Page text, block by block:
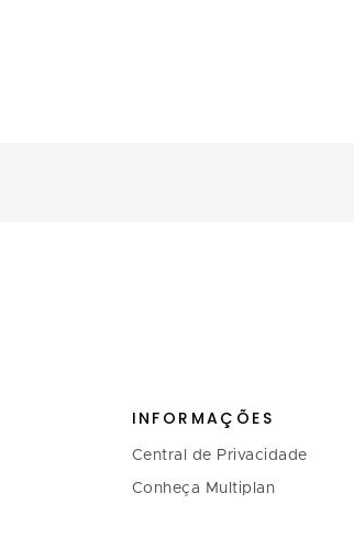
INFORMAÇÕES
Central de Privacidade
Conheça Multiplan